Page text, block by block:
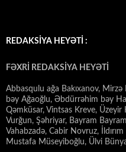
REDAKSİYA HEYƏTİ :
FƏXRİ REDAKSİYA HEYƏTİ
Abbasqulu ağa Bakıxanov,
bəy Ağaoğlu, Əbdürrəhim bəy
Qəmküsar, Vintsas Kreve, Üzeyir
Vurğun, Şəhriyar, Bayram
Vahabzadə, Cabir Novruz,
Mustafa Müseyiboğlu, Ülvi